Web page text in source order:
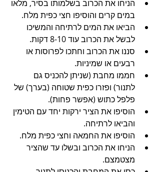
הניחו את הכרוב בשלמותו בסיר, מלאו
במים קרים והוסיפו חצי כפית מלח.
הביאו את המים לרתיחה והמשיכו
לבשל את הכרוב עוד 8-10 דקות.
סננו את הכרוב וחתכו לפרוסות או
רבעים או שמיניות.
חממו מחבת (שניתן להכניס גם
לתנור) ופזרו כפית שטוחה (בערך) של
פלפל כתוש (אפשר פחות).
הוסיפו את הציר ירקות יחד עם הטימין
והביאו לרתיחה.
הוסיפו את החמאה וחצי כפית מלח.
הניחו את הכרוב ובשלו עד שהציר
מצטמצם.